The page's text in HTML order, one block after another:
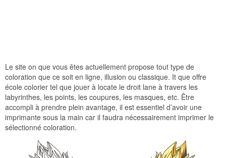
Le site on que vous êtes actuellement propose tout type de
coloration que ce soit en ligne, illusion ou classique. It que offre
école colorier tel que jouer à locate le droit lane à travers les
labyrinthes, les points, les coupures, les masques, etc. Être
accompli à prendre plein avantage, il est essentiel d’avoir une
imprimante sous la main car il faudra nécessairement imprimer le
sélectionné coloration.